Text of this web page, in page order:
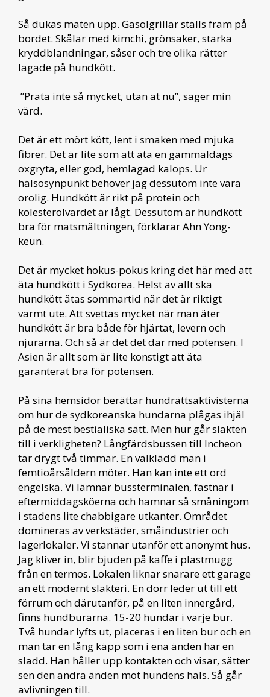
Så dukas maten upp. Gasolgrillar ställs fram på
bordet. Skålar med kimchi, grönsaker, starka
kryddblandningar, såser och tre olika rätter
lagade på hundkött.
”Prata inte så mycket, utan ät nu”, säger min
värd.
Det är ett mört kött, lent i smaken med mjuka
fibrer. Det är lite som att äta en gammaldags
oxgryta, eller god, hemlagad kalops. Ur
hälsosynpunkt behöver jag dessutom inte vara
orolig. Hundkött är rikt på protein och
kolesterolvärdet är lågt. Dessutom är hundkött
bra för matsmältningen, förklarar Ahn Yong-
keun.
Det är mycket hokus-pokus kring det här med att
äta hundkött i Sydkorea. Helst av allt ska
hundkött ätas sommartid när det är riktigt
varmt ute. Att svettas mycket när man äter
hundkött är bra både för hjärtat, levern och
njurarna. Och så är det det där med potensen. I
Asien är allt som är lite konstigt att äta
garanterat bra för potensen.
På sina hemsidor berättar hundrättsaktivisterna
om hur de sydkoreanska hundarna plågas ihjäl
på de mest bestialiska sätt. Men hur går slakten
till i verkligheten? Långfärdsbussen till Incheon
tar drygt två timmar. En välklädd man i
femtioårsåldern möter. Han kan inte ett ord
engelska. Vi lämnar bussterminalen, fastnar i
eftermiddagsköerna och hamnar så småningom
i stadens lite chabbigare utkanter. Området
domineras av verkstäder, småindustrier och
lagerlokaler. Vi stannar utanför ett anonymt hus.
Jag kliver in, blir bjuden på kaffe i plastmugg
från en termos. Lokalen liknar snarare ett garage
än ett modernt slakteri. En dörr leder ut till ett
förrum och därutanför, på en liten innergård,
finns hundburarna. 15-20 hundar i varje bur.
Två hundar lyfts ut, placeras i en liten bur och en
man tar en lång käpp som i ena änden har en
sladd. Han håller upp kontakten och visar, sätter
sen den andra änden mot hundens hals. Så går
avlivningen till.